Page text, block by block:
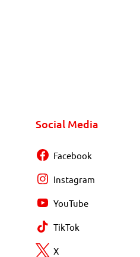
Social Media
Facebook
Instagram
YouTube
TikTok
X